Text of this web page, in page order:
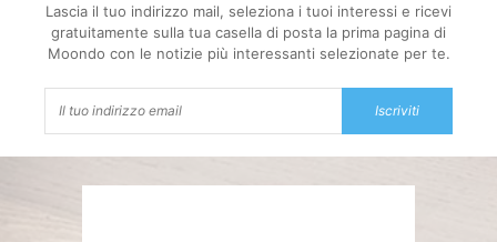
Lascia il tuo indirizzo mail, seleziona i tuoi interessi e ricevi
gratuitamente sulla tua casella di posta la prima pagina di
Moondo con le notizie più interessanti selezionate per te.
Iscriviti